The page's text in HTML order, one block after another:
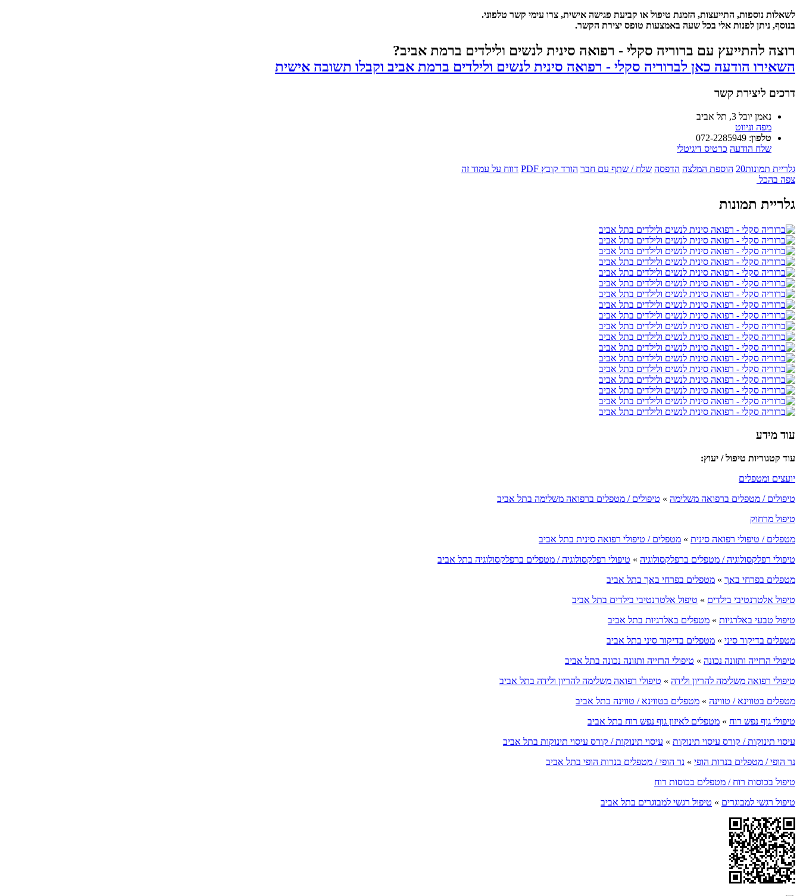
לשאלות נוספות, התייעצות, הזמנת טיפול או קביעת פגישה אישית, צרו עימי קשר טלפוני.
בנוסף, ניתן לפנות אלי בכל שעה באמצעות טופס יצירת הקשר.
רוצה להתייעץ עם ברוריה סקלי - רפואה סינית לנשים ולילדים ברמת אביב?
השאירו הודעה כאן לברוריה סקלי - רפואה סינית לנשים ולילדים ברמת אביב וקבלו תשובה אישית
דרכים ליצירת קשר
נאמן יובל 3, תל אביב
מפה וניווט
טלפון:
072-2285949
שלח הודעה כרטיס דיגיטלי
גלריית תמונות20 הוספת המלצה הדפסה שלח / שתף עם חבר הורד קובץ PDF
דווח על עמוד זה
צפה בהכל
גלריית תמונות
עוד מידע
עוד קטגוריות טיפול / יעוץ:
יועצים ומטפלים
טיפולים / מטפלים ברפואה משלימה » טיפולים / מטפלים ברפואה משלימה בתל אביב
טיפול מרחוק
מטפלים / טיפולי רפואה סינית » מטפלים / טיפולי רפואה סינית בתל אביב
טיפולי רפלקסולוגיה / מטפלים ברפלקסולוגיה » טיפולי רפלקסולוגיה / מטפלים ברפלקסולוגיה בתל אביב
מטפלים בפרחי באך » מטפלים בפרחי באך בתל אביב
טיפול אלטרנטיבי בילדים » טיפול אלטרנטיבי בילדים בתל אביב
טיפול טבעי באלרגיות » מטפלים באלרגיות בתל אביב
מטפלים בדיקור סיני » מטפלים בדיקור סיני בתל אביב
טיפולי הרזייה ותזונה נכונה » טיפולי הרזייה ותזונה נכונה בתל אביב
טיפולי רפואה משלימה להריון ולידה » טיפולי רפואה משלימה להריון ולידה בתל אביב
מטפלים בטווינא / טווינה » מטפלים בטווינא / טווינה בתל אביב
טיפולי גוף נפש רוח » מטפלים לאיזון גוף נפש רוח בתל אביב
עיסוי תינוקות / קורס עיסוי תינוקות » עיסוי תינוקות / קורס עיסוי תינוקות בתל אביב
נר הופי / מטפלים בנרות הופי » נר הופי / מטפלים בנרות הופי בתל אביב
טיפול בכוסות רוח / מטפלים בכוסות רוח
טיפול רגשי למבוגרים » טיפול רגשי למבוגרים בתל אביב